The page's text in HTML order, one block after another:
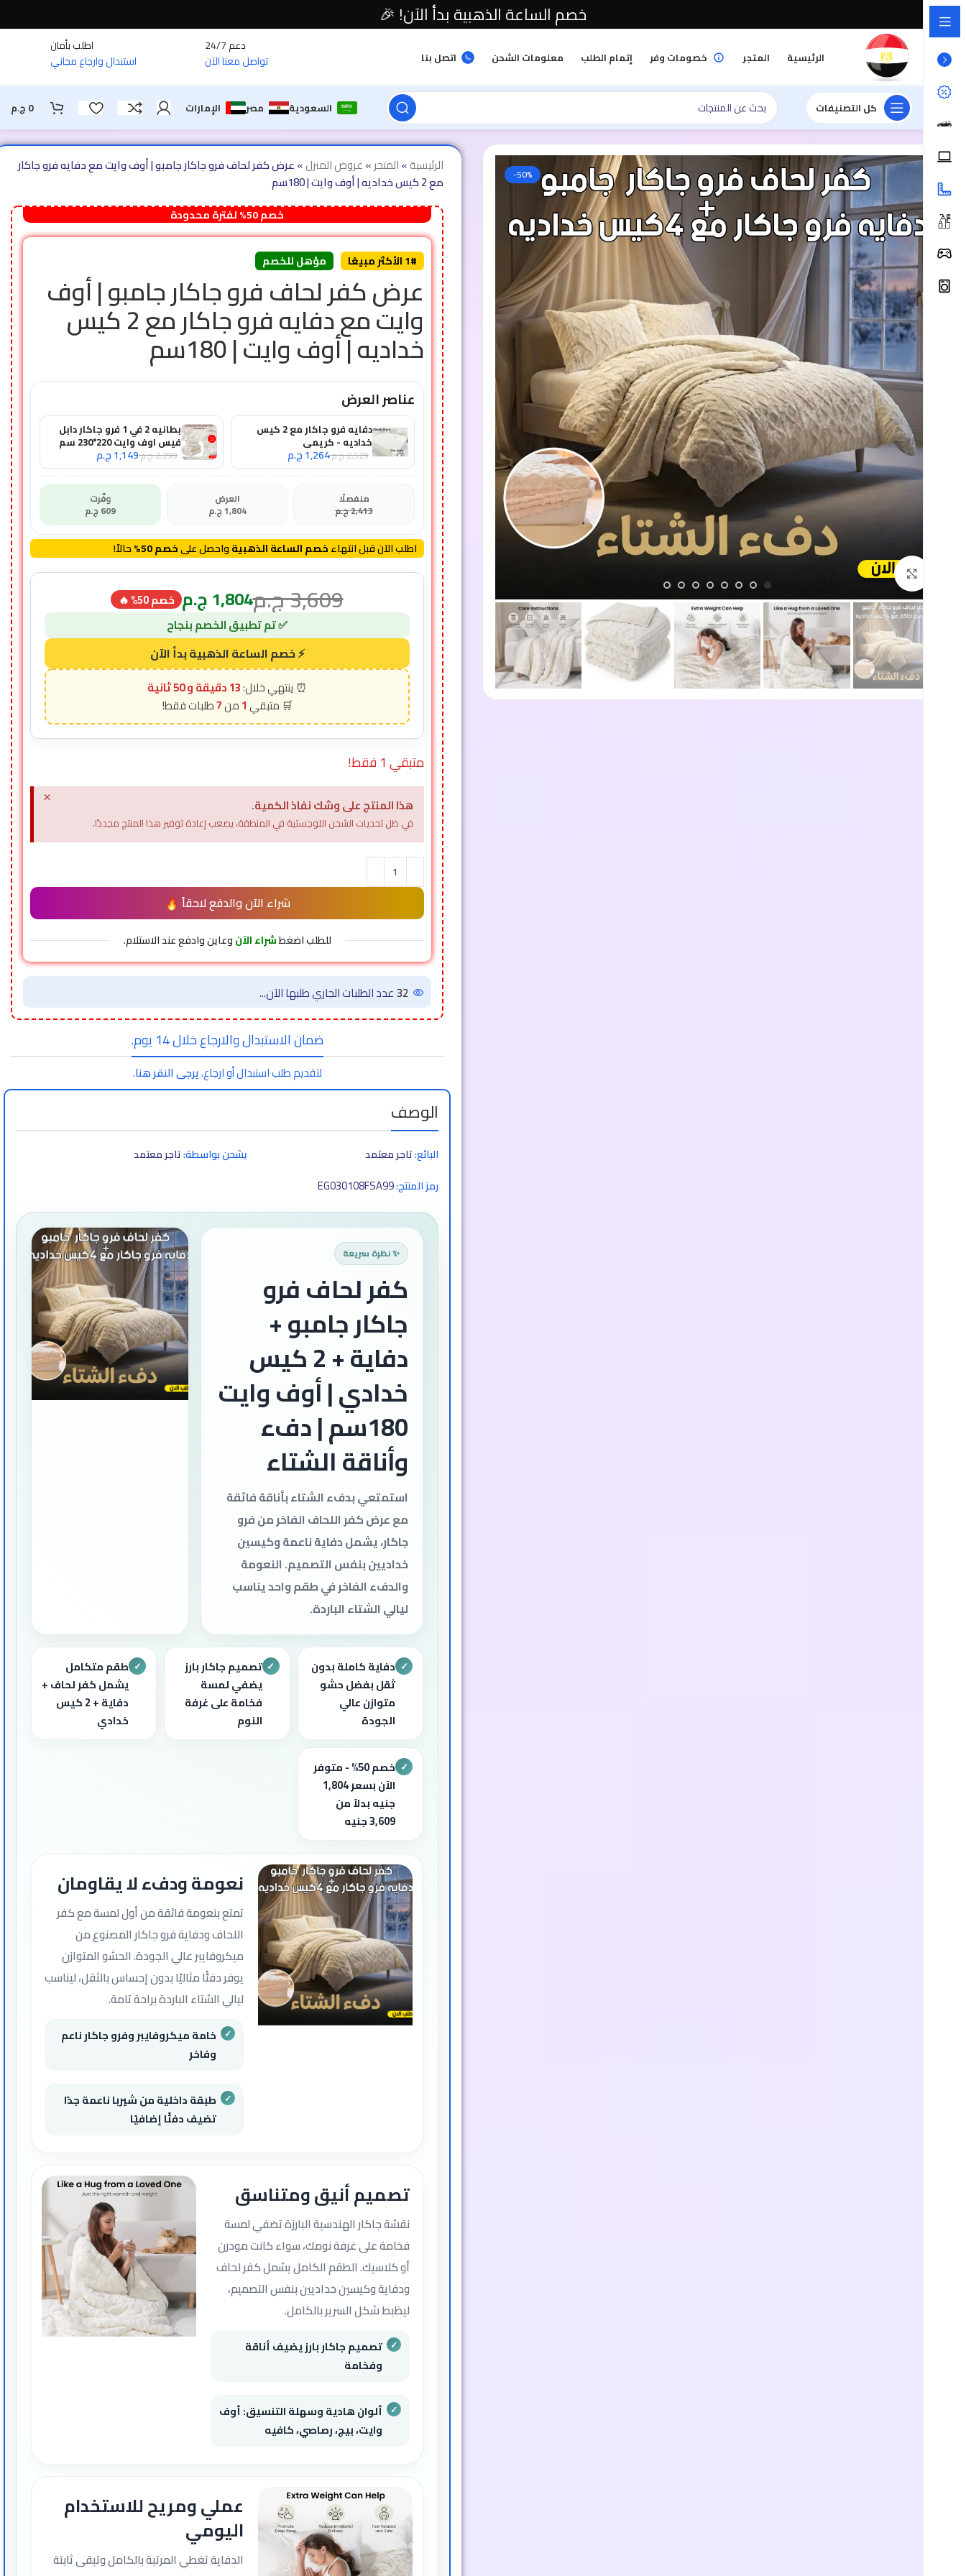
الرئيسية المتجر خصومات وفر إتمام الطلب معلومات الشحن اتصل بنا
دعم 24/7
تواصل معنا الآن
اطلب بأمان
استبدال وارجاع مجاني
كل التصنيفات السعودية مصر الإمارات 0 ج.م
-50%
اضغط للتكبير
الرئيسية»المتجر»عروض المنزل»عرض كفر لحاف فرو جاكار جامبو | أوف وايت مع دفايه فرو جاكار
مع 2 كيس خداديه | أوف وايت | 180سم
خصم 50% لفترة محدودة
1# الأكثر مبيعًا مؤهل للخصم
عرض كفر لحاف فرو جاكار جامبو | أوف
وايت مع دفايه فرو جاكار مع 2 كيس
خداديه | أوف وايت | 180سم
عناصر العرض
دفايه فرو جاكار مع 2 كيس
خداديه - كريمي
2,529ج.م1,264ج.م
بطانيه 2 في 1 فرو جاكار دابل
فيس اوف وايت 220*230 سم
مع 2 كيس خداديه
2,299ج.م1,149ج.م
منفصلًا
2,413ج.م
العرض
1,804ج.م
وفّرت
609ج.م
اطلب الآن قبل انتهاءخصم الساعة الذهبيةواحصل علىخصم 50% حالاً!
3,609ج.م1,804ج.م خصم 50% 🔥
13 دقيقة و 48 ثانية
1
7
متبقي 1 فقط!
هذا المنتج على وشك نفاذ الكمية.
في ظل تحديات الشحن اللوجستية في المنطقة، يصعب إعادة توفير هذا المنتج مجددًا.
×
شراء الآن والدفع لاحقاً
للطلب اضغطشراء الآنوعاين وادفع عند الاستلام.
32عدد الطلبات الجاري طلبها الآن...
ضمان الاستبدال والارجاع خلال 14 يوم.
لتقديم طلب استبدال أو ارجاع،يرجى النقر هنا.
الوصف
البائع:تاجر معتمد يشحن بواسطة:تاجر معتمد
رمز المنتج:EG030108FSA99
✨ نظرة سريعة
كفر لحاف فرو
جاكار جامبو +
دفاية + 2 كيس
خدادي | أوف وايت
180سم | دفء
وأناقة الشتاء
استمتعي بدفء الشتاء بأناقة فائقة
مع عرض كفر اللحاف الفاخر من فرو
جاكار، يشمل دفاية ناعمة وكيسين
خداديين بنفس التصميم. النعومة
والدفء الفاخر في طقم واحد يناسب
ليالي الشتاء الباردة.
✓ دفاية كاملة بدون
ثقل بفضل حشو
متوازن عالي
الجودة
✓ تصميم جاكار بارز
يضفي لمسة
فخامة على غرفة
النوم
✓ طقم متكامل
يشمل كفر لحاف +
دفاية + 2 كيس
خدادي
✓
خصم 50% - متوفر
الآن بسعر 1,804
جنيه بدلاً من
3,609 جنيه
نعومة ودفء لا يقاومان
تمتع بنعومة فائقة من أول لمسة مع كفر
اللحاف ودفاية فرو جاكار المصنوع من
ميكروفايبر عالي الجودة. الحشو المتوازن
يوفر دفئًا مثاليًا بدون إحساس بالثقل، ليناسب
ليالي الشتاء الباردة براحة تامة.
خامة ميكروفايبر وفرو جاكار ناعم
وفاخر
طبقة داخلية من شيربا ناعمة جدًا
تضيف دفئًا إضافيًا
تصميم أنيق ومتناسق
نقشة جاكار الهندسية البارزة تضفي لمسة
فخامة على غرفة نومك، سواء كانت مودرن
أو كلاسيك. الطقم الكامل يشمل كفر لحاف
ودفاية وكيسين خداديين بنفس التصميم،
ليظبط شكل السرير بالكامل.
تصميم جاكار بارز يضيف أناقة
وفخامة
ألوان هادية وسهلة التنسيق: أوف
وايت، بيج، رصاصي، كافيه
عملي ومريح للاستخدام
اليومي
الدفاية تغطي المرتبة بالكامل وتبقى ثابتة
خصم الساعة الذهبية بدأ الآن! 🎉